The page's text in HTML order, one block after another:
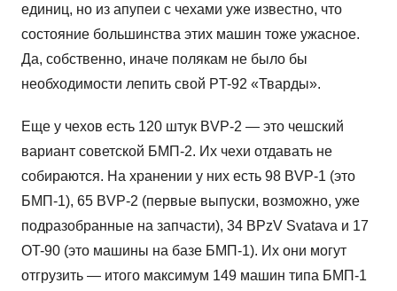
единиц, но из апупеи с чехами уже известно, что
состояние большинства этих машин тоже ужасное.
Да, собственно, иначе полякам не было бы
необходимости лепить свой PT-92 «Тварды».
Еще у чехов есть 120 штук BVP-2 — это чешский
вариант советской БМП-2. Их чехи отдавать не
собираются. На хранении у них есть 98 BVP-1 (это
БМП-1), 65 BVP-2 (первые выпуски, возможно, уже
подразобранные на запчасти), 34 BPzV Svatava и 17
OT-90 (это машины на базе БМП-1). Их они могут
отгрузить — итого максимум 149 машин типа БМП-1